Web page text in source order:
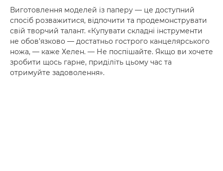
Виготовлення моделей із паперу — це доступний
спосіб розважитися, відпочити та продемонструвати
свій творчий талант. «Купувати складні інструменти
не обов’язково — достатньо гострого канцелярського
ножа, — каже Хелен. — Не поспішайте. Якщо ви хочете
зробити щось гарне, приділіть цьому час та
отримуйте задоволення».